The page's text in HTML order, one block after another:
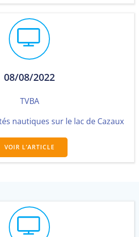
08/08/2022
TVBA
nautiques sur le lac de Cazaux
VOIR L’ARTICLE